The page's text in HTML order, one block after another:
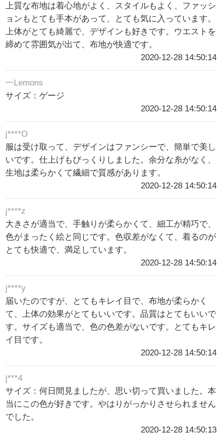
上質な布地は着心地がよく、スタイルもよく、ファッシ
ョンもとても手本があって、とても気に入っています。
上体がとても綺麗で、デザインも好きです。ウエストを
締めて雰囲気が出て、布地が快適です。
2020-12-28 14:50:14
一Lemons
サイズ：ゲージ
2020-12-28 14:50:14
j****O
服は受け取って、デザインはファンシーで、簡単で美し
いです。仕上げもびっくりしました。余分な糸がなく、
生地は柔らかくて繊細で質感があります。
2020-12-28 14:50:14
j****z
大きさが適当で、手触りが柔らかくて、細工が精巧で、
色がまったく絵と同じです。色収差がなくて、着るのが
とても快適で、満足しています。
2020-12-28 14:50:14
j****y
届いたのですが、とてもキレイ目で、布地が柔らかく
て、上体の効果がとてもいいです。品質はとてもいいで
す。サイズも適当で、色の色差がないです。とてもキレ
イ目です。
2020-12-28 14:50:14
j***4
サイズ：何日間見ましたが、思い切って買いました。本
当にこの色が好きです。やはりがっかりさせられません
でした。
2020-12-28 14:50:13